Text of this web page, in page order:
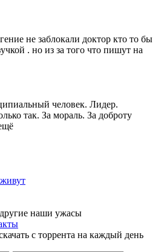
не заблокали доктор кто то бы
. но из за того что пишут на
человек. Лидер.
так. За мораль. За доброту
наши ужасы
с торрента на каждый день